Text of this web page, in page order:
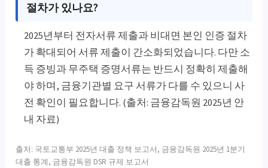
절차가 있나요?
2025년부터 전자서류 제출과 비대면 본인 인증 절차
가 확대되어 서류 제출이 간소화되었습니다. 다만 소
득 증빙과 무주택 증명서류는 반드시 정확히 제출해
야 하며, 금융기관별 요구 서류가 다를 수 있으니 사
전 확인이 필요합니다. (출처: 금융감독원 2025년 안
내 자료)
출처: 국토교통부 2025년 대출 정책 보고서, 금융감독원 2025년 1분기
대출 통계, 금융감독원 DSR 규제 보고서